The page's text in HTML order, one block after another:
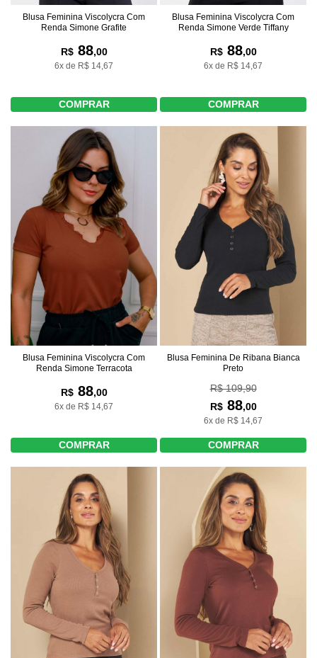
Blusa Feminina Viscolycra Com
Renda Simone Grafite
R$88,00
6x de R$ 14,67
COMPRAR
Blusa Feminina Viscolycra Com
Renda Simone Verde Tiffany
R$88,00
6x de R$ 14,67
COMPRAR
Blusa Feminina Viscolycra Com
Renda Simone Terracota
R$88,00
6x de R$ 14,67
COMPRAR
Blusa Feminina De Ribana Bianca
Preto
R$ 109,90
R$88,00
6x de R$ 14,67
COMPRAR